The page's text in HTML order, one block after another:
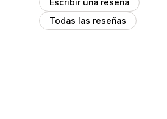
Todas las reseñas